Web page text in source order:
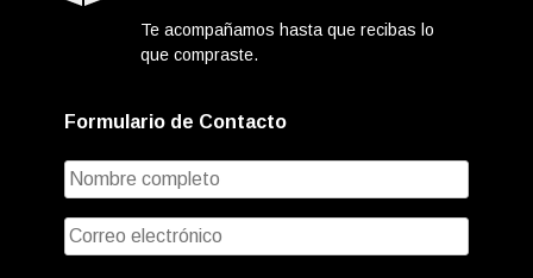
Te acompañamos hasta que recibas lo
que compraste.
Formulario de Contacto